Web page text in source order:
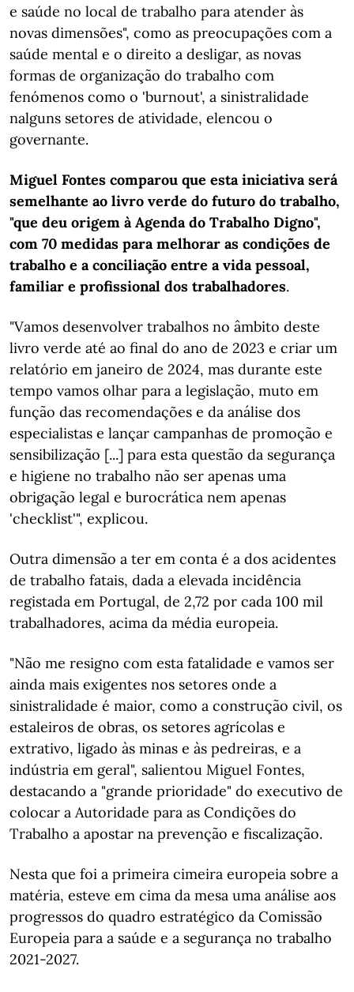
e saúde no local de trabalho para atender às
novas dimensões", como as preocupações com a
saúde mental e o direito a desligar, as novas
formas de organização do trabalho com
fenómenos como o 'burnout', a sinistralidade
nalguns setores de atividade, elencou o
governante.
Miguel Fontes comparou que esta iniciativa será
semelhante ao livro verde do futuro do trabalho,
"que deu origem à Agenda do Trabalho Digno",
com 70 medidas para melhorar as condições de
trabalho e a conciliação entre a vida pessoal,
familiar e profissional dos trabalhadores.
"Vamos desenvolver trabalhos no âmbito deste
livro verde até ao final do ano de 2023 e criar um
relatório em janeiro de 2024, mas durante este
tempo vamos olhar para a legislação, muto em
função das recomendações e da análise dos
especialistas e lançar campanhas de promoção e
sensibilização [...] para esta questão da segurança
e higiene no trabalho não ser apenas uma
obrigação legal e burocrática nem apenas
'checklist'", explicou.
Outra dimensão a ter em conta é a dos acidentes
de trabalho fatais, dada a elevada incidência
registada em Portugal, de 2,72 por cada 100 mil
trabalhadores, acima da média europeia.
"Não me resigno com esta fatalidade e vamos ser
ainda mais exigentes nos setores onde a
sinistralidade é maior, como a construção civil, os
estaleiros de obras, os setores agrícolas e
extrativo, ligado às minas e às pedreiras, e a
indústria em geral", salientou Miguel Fontes,
destacando a "grande prioridade" do executivo de
colocar a Autoridade para as Condições do
Trabalho a apostar na prevenção e fiscalização.
Nesta que foi a primeira cimeira europeia sobre a
matéria, esteve em cima da mesa uma análise aos
progressos do quadro estratégico da Comissão
Europeia para a saúde e a segurança no trabalho
2021-2027.